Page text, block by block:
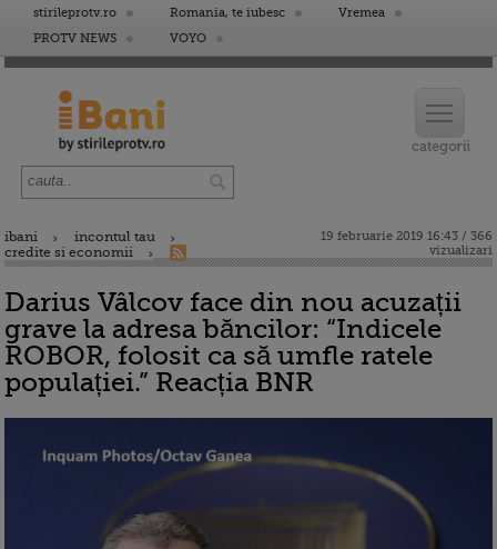
stirileprotv.ro Romania, te iubesc
Vremea
PROTV NEWS
VOYO
ibani
incontul tau
credite si economii
19 februarie 2019 16:43 / 366
vizualizari
Darius Vâlcov face din nou acuzații
grave la adresa băncilor: “Indicele
ROBOR, folosit ca să umfle ratele
populației.” Reacția BNR